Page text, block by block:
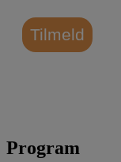
Tilmeld
Program